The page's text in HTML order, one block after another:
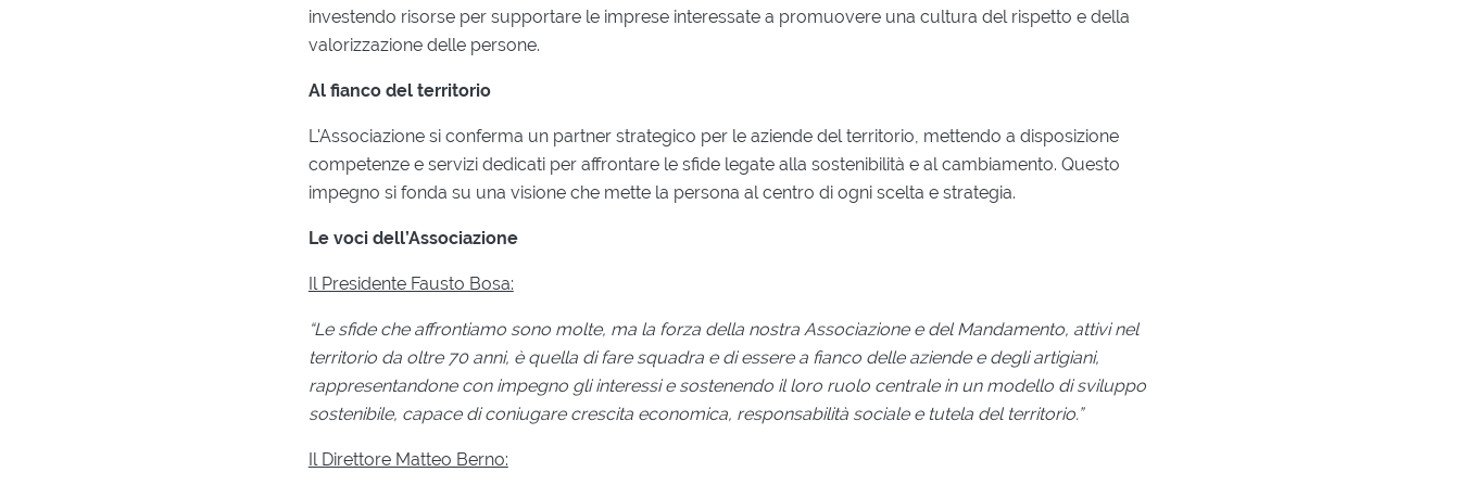
investendo risorse per supportare le imprese interessate a promuovere una cultura del rispetto e della
valorizzazione delle persone.
Al fianco del territorio
L'Associazione si conferma un partner strategico per le aziende del territorio, mettendo a disposizione
competenze e servizi dedicati per affrontare le sfide legate alla sostenibilità e al cambiamento. Questo
impegno si fonda su una visione che mette la persona al centro di ogni scelta e strategia.
Le voci dell’Associazione
Il Presidente Fausto Bosa:
“Le sfide che affrontiamo sono molte, ma la forza della nostra Associazione e del Mandamento, attivi nel
territorio da oltre 70 anni, è quella di fare squadra e di essere a fianco delle aziende e degli artigiani,
rappresentandone con impegno gli interessi e sostenendo il loro ruolo centrale in un modello di sviluppo
sostenibile, capace di coniugare crescita economica, responsabilità sociale e tutela del territorio.”
Il Direttore Matteo Berno: